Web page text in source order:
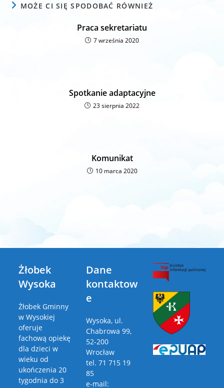
MOŻE CI SIĘ SPODOBAĆ RÓWNIEŻ
Praca sekretariatu
7 września 2020
Spotkanie adaptacyjne
23 sierpnia 2022
Komunikat
10 marca 2020
Żłobek
Wysoka
Żłobek Gminny
w Wysokiej
oferuje
fachową opiekę
dla dzieci w
wieku od
ukończenia 20
tygodnia do 3
Dane
kontaktow
e
Wysoka, ul.
Chabrowa 99,
52-200
Wrocław
tel. 71 715 19
85
e-mail: